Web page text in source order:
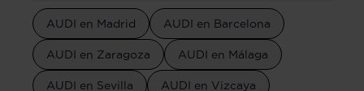
AUDI en Madrid AUDI en Barcelona
AUDI en Zaragoza AUDI en Málaga
AUDI en Sevilla AUDI en Vizcaya